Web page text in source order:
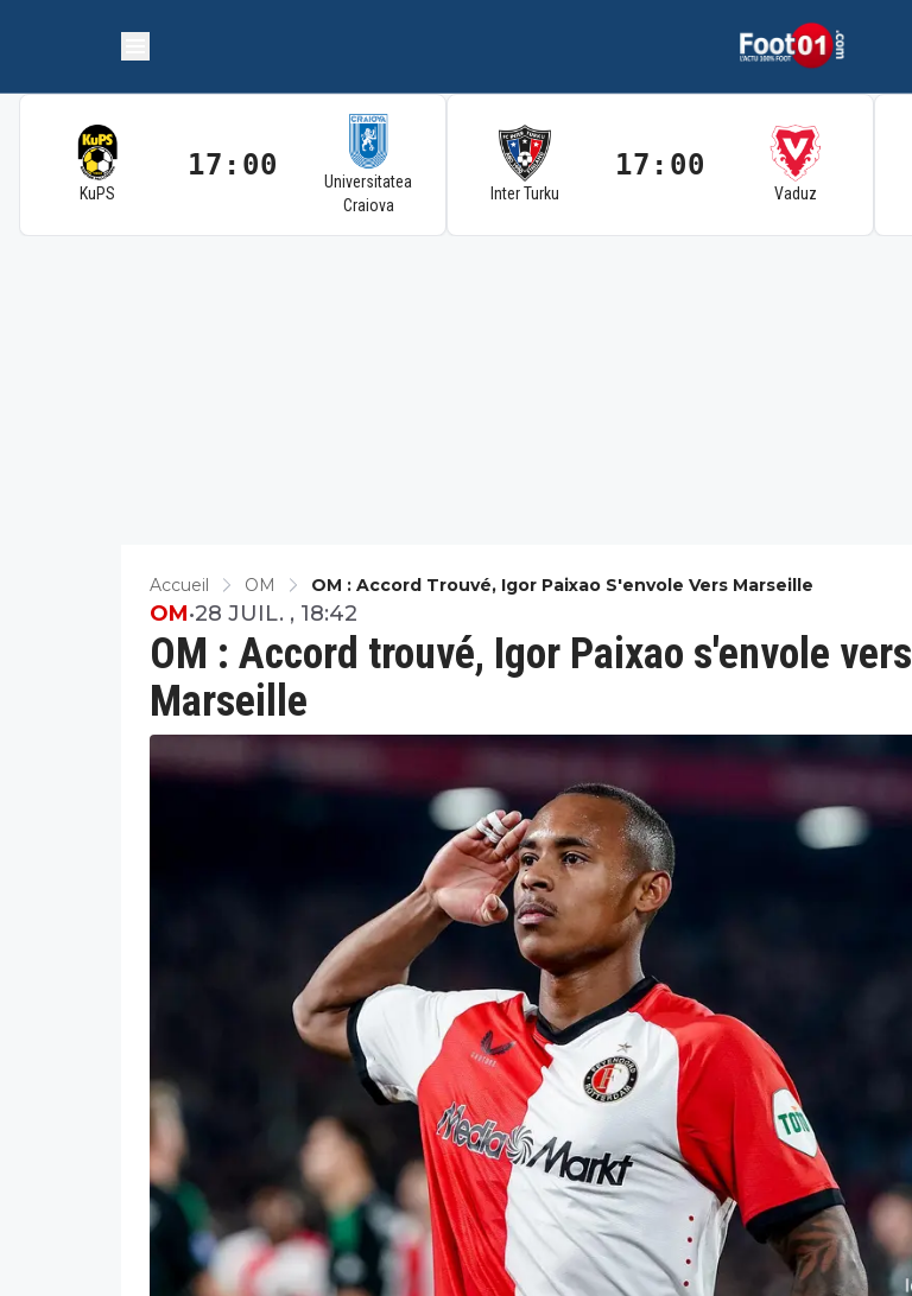
KuPS
17:00
Universitatea
Craiova
Inter Turku
17:00
Vaduz
Accueil OM OM : Accord Trouvé, Igor Paixao S'envole Vers Marseille
OM : Accord trouvé, Igor Paixao s'envole vers
Marseille
OM•28 JUIL. , 18:42